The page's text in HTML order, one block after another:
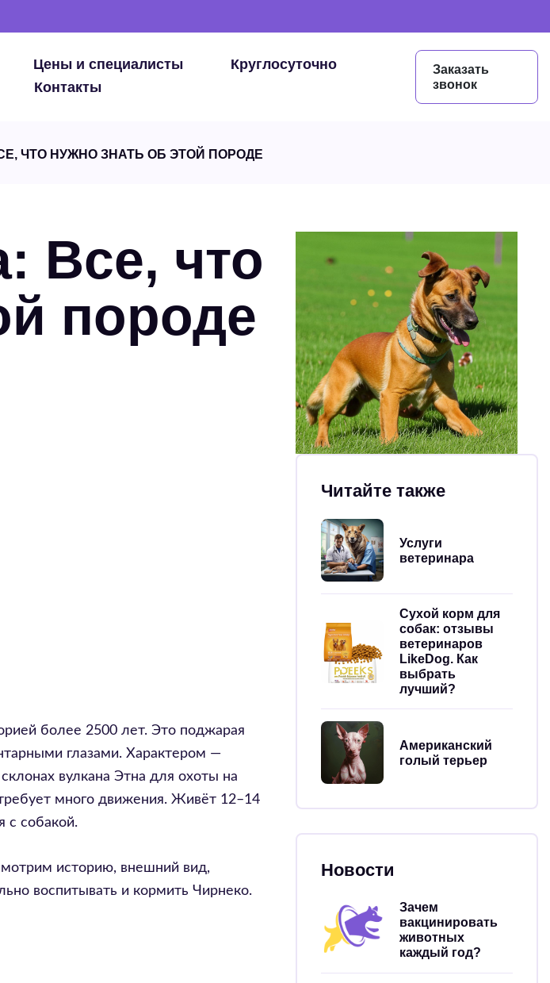
Цены и специалисты
Круглосуточно
Контакты
Заказать
звонок
ЧТО НУЖНО ЗНАТЬ ОБ ЭТОЙ ПОРОДЕ
Все, что
породе
более 2500 лет. Это поджарая
глазами. Характером —
вулкана Этна для охоты на
много движения. Живёт 12–14
с собакой.
историю, внешний вид,
воспитывать и кормить Чирнеко.
Читайте также
Услуги
ветеринара
Сухой корм для
собак: отзывы
ветеринаров
LikeDog. Как
выбрать
лучший?
Американский
голый терьер
Новости
Зачем
вакцинировать
животных
каждый год?